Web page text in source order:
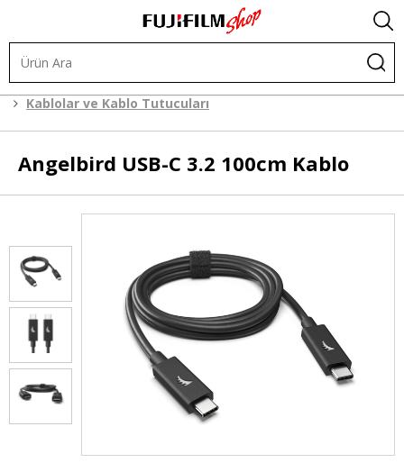
Kablolar ve Kablo Tutucuları
Angelbird USB-C 3.2 100cm Kablo